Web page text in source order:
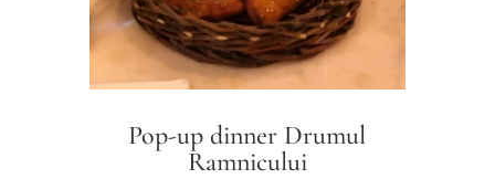
Pop-up dinner Drumul
Ramnicului